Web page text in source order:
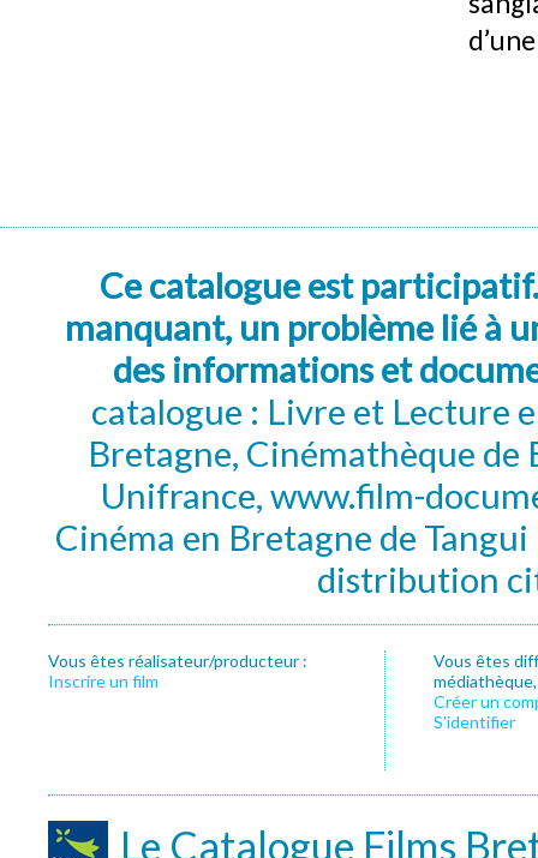
Ce catalogue est
manquant, un problème lié à
des informations et
catalogue : Livre et Lecture
Bretagne, Cinémathèque de
Unifrance, www.film-
Cinéma en Bretagne de
distribution
Vous êtes réalisateur/producteur :
Inscrire un film
Vous êtes
Créer un
S’identifier
Le Catalogue Films